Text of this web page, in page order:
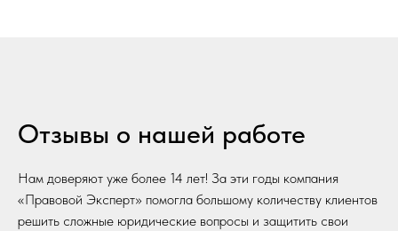
Отзывы о нашей работе
Нам доверяют уже более 14 лет! За эти годы компания
«Правовой Эксперт» помогла большому количеству клиентов
решить сложные юридические вопросы и защитить свои